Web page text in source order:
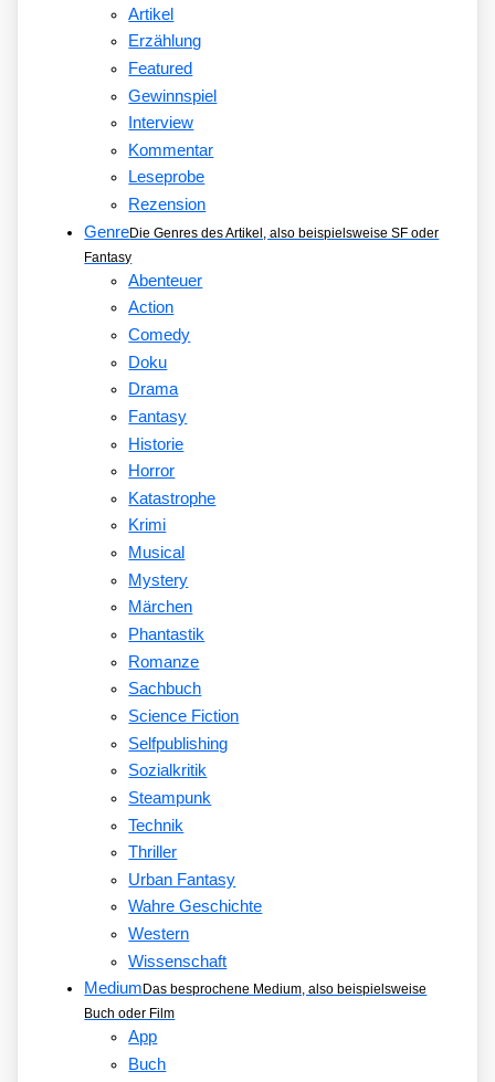
Artikel
Erzählung
Featured
Gewinnspiel
Interview
Kommentar
Leseprobe
Rezension
GenreDie Genres des Artikel, also beispielsweise SF oder
Fantasy
Abenteuer
Action
Comedy
Doku
Drama
Fantasy
Historie
Horror
Katastrophe
Krimi
Musical
Mystery
Märchen
Phantastik
Romanze
Sachbuch
Science Fiction
Selfpublishing
Sozialkritik
Steampunk
Technik
Thriller
Urban Fantasy
Wahre Geschichte
Western
Wissenschaft
Medium Das besprochene Medium, also beispielsweise
Buch oder Film
App
Buch